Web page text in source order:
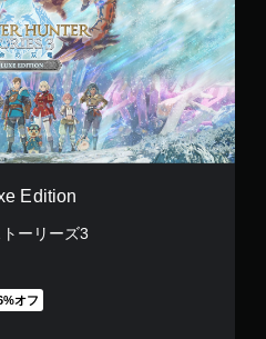
Edition
ーリーズ3
より値引き
オフ